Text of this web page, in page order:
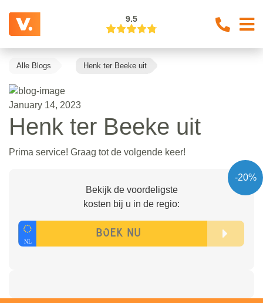
9.5
Alle Blogs Henk ter Beeke uit
January 14, 2023
Henk ter Beeke uit
Prima service! Graag tot de volgende keer!
-20%
Bekijk de voordeligste
kosten bij u in de regio: